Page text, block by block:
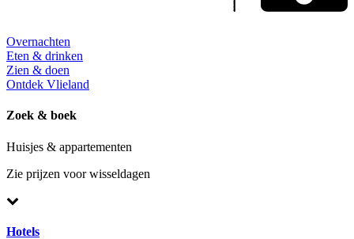
Overnachten
Eten & drinken
Zien & doen
Ontdek Vlieland
Zoek & boek
Huisjes & appartementen
Zie prijzen voor wisseldagen
Hotels